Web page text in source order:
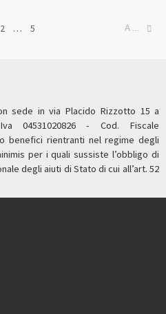
2 … 5 ARTICOLI MENO RECENTI
sede in via Placido Rizzotto 15 a
04531020826 - Cod. Fiscale
benefici rientranti nel regime degli
per i quali sussiste l’obbligo di
degli aiuti di Stato di cui all’art. 52